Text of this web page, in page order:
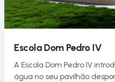
Escola Dom Pedro IV
A Escola Dom Pedro IV
água no seu pavilhão